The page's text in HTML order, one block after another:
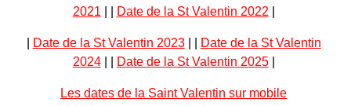
2021
Date de la St Valentin 2022
Date de la St Valentin 2023|
Date de la St Valentin
2024| Date de la St Valentin 2025|
Les dates de la Saint Valentin sur mobile